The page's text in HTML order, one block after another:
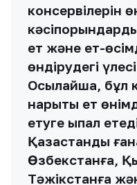
консервілерін
ет және ет-
өндірудегі
Осылайша, бұл
нарықты ет
етуге ықпал
Қазақстанды
Өзбекстанға,
Тәжікстанға